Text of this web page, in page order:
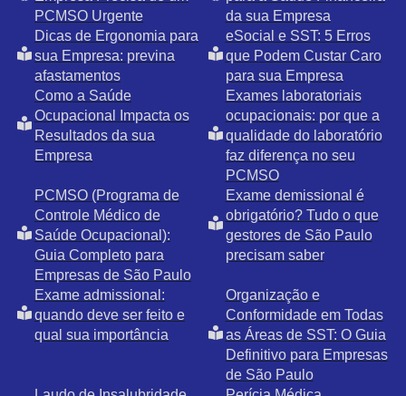
PCMSO Urgente
da sua Empresa
Dicas de Ergonomia para
sua Empresa: previna
afastamentos
eSocial e SST: 5 Erros
que Podem Custar Caro
para sua Empresa
Como a Saúde
Ocupacional Impacta os
Resultados da sua
Empresa
Exames laboratoriais
ocupacionais: por que a
qualidade do laboratório
faz diferença no seu
PCMSO
PCMSO (Programa de
Controle Médico de
Saúde Ocupacional):
Guia Completo para
Empresas de São Paulo
Exame demissional é
obrigatório? Tudo o que
gestores de São Paulo
precisam saber
Exame admissional:
quando deve ser feito e
qual sua importância
Organização e
Conformidade em Todas
as Áreas de SST: O Guia
Definitivo para Empresas
de São Paulo